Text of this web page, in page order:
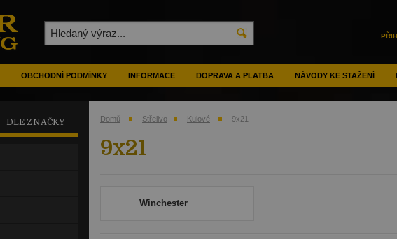
OBCHODNÍ PODMÍNKY INFORMACE DOPRAVA A PLATBA NÁVODY KE STAŽENÍ
Domů Střelivo Kulové 9x21
9x21
Winchester
DLE ZNAČKY